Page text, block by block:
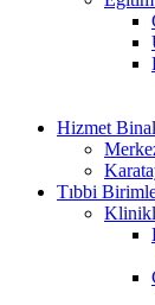
Hizmet
Tıbbi